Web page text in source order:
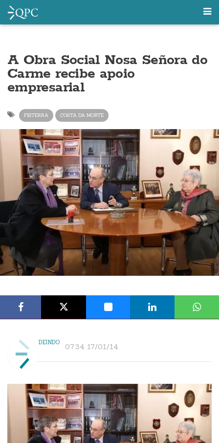
A Obra Social Nosa Señora do
Carme recibe apoio
empresarial
FISTERRA COSTA DA MORTE
DEINDO 07:34 17/01/14